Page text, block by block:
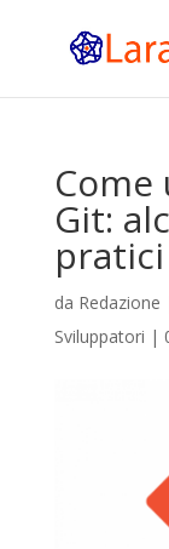
Come
Git:
pratici
da Redazione
Sviluppatori |